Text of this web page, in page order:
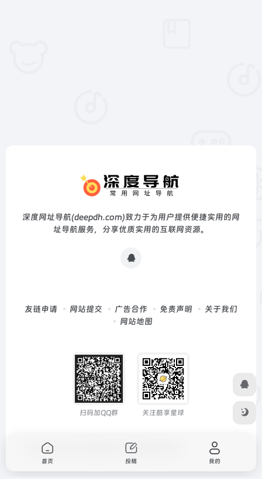
深度网址导航(deepdh.com)致力于为用户提供便捷实用的网
址导航服务，分享优质实用的互联网资源。
友链申请 网站提交 广告合作 免责声明
关于我们
网站地图
扫码加QQ群 关注酷享星球
Copyright © 2026 OneNav
首页 投稿 我的